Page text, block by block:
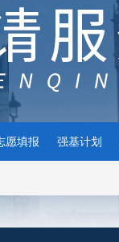
愿填报 强基计划